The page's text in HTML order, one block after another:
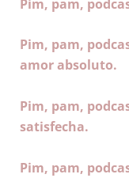
Pim, pam,
Pim, pam,
amor absoluto.
Pim, pam,
satisfecha.
Pim, pam,